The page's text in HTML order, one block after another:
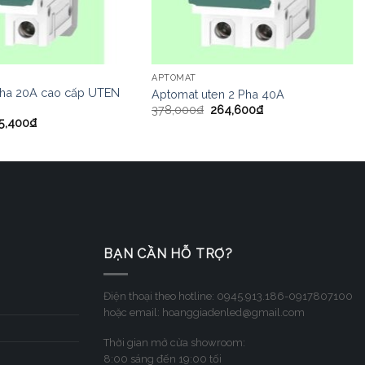
20A cao cấp UTEN
₫
APTOMAT
Aptomat uten 2 Pha 40A
378,000₫ 264,600₫
BẠN CẦN HỖ TRỢ?
Điện thoại theo hotline: 0945.913.186-0917807100
hoặc email: hoanggiadenled@gmail.com
Thời gian mở cửa showroom:
8:00 sáng đến 19:00 tối